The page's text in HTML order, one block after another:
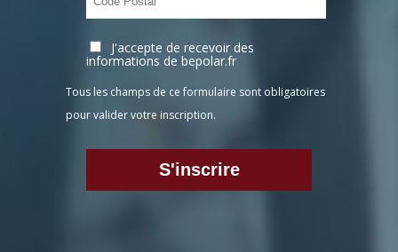
J'accepte de recevoir des
informations de bepolar.fr
Tous les champs de ce formulaire sont obligatoires
pour valider votre inscription.